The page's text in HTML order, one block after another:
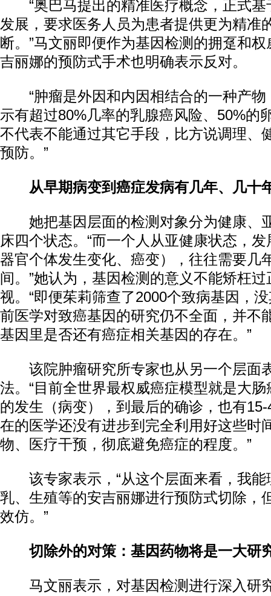
“奥巴马提出的精准医疗概念，正式基
发展，要求医务人员为患者提供更为精准
断。”马文丽即便作为基因检测的拥趸和
吉丽娜的预防式手术也明确表示反对。
“肿瘤是外因和内因相结合的一种产物
示有超过80%几率的乳腺癌风险、50%的
不代表不能通过其它手段，比方说调理、
预防。”
从早期病变到癌症发病有几年、几十
她把基因层面的检测对象分为健康、
床四个状态。“而一个人从亚健康状态，
器官个体发生变化、癌变），往往需要几
间。”她认为，基因检测的意义不能矫枉
视。“即便茱莉筛查了2000个致病基因，
前医学对致癌基因的研究仍不全面，并不
基因里是否还有癌症相关基因的存在。”
该院肿瘤研究所专家也从另一个层面
法。“目前全世界最权威癌症模型就是大
的发生（病变），到最后的确诊，也有
在的医学还没有进步到完全利用好这些时
物、医疗干预，彻底避免癌症的程度。”
该专家表示，“从这个层面来看，我能
乳、生殖等的安吉丽娜进行预防式切除，
效仿。”
切除外的对策：基因药物将是一大研
马文丽表示，对基因检测进行深入研